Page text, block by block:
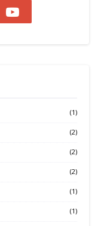
(1)
(2)
(2)
(2)
(1)
(1)